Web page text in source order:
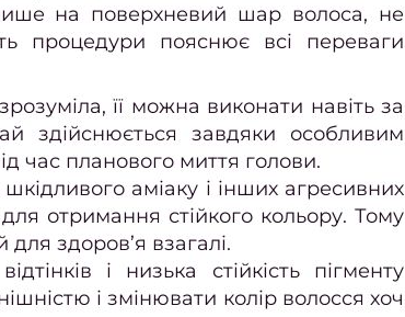
на поверхневий шар волоса, не
процедури пояснює всі переваги
її можна виконати навіть за
здійснюється завдяки особливим
час планового миття голови.
аміаку і інших агресивних
отримання стійкого кольору. Тому
здоров’я взагалі.
і низька стійкість пігменту
і змінювати колір волосся хоч